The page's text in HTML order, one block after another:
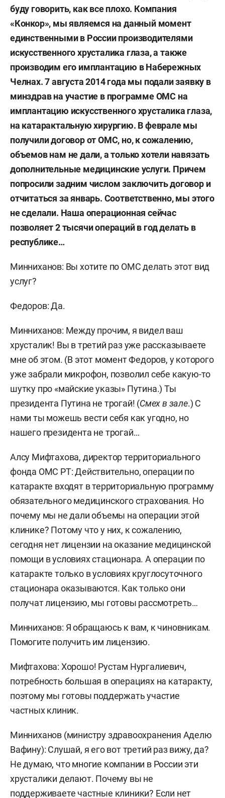
буду говорить, как все плохо. Компания
«Конкор», мы являемся на данный момент
единственными в России производителями
искусственного хрусталика глаза, а также
производим его имплантацию в Набережных
Челнах. 7 августа 2014 года мы подали заявку в
минздрав на участие в программе ОМС на
имплантацию искусственного хрусталика глаза,
на катарактальную хирургию. В феврале мы
получили договор от ОМС, но, к сожалению,
объемов нам не дали, а только хотели навязать
дополнительные медицинские услуги. Причем
попросили задним числом заключить договор и
отчитаться за январь. Соответственно, мы этого
не сделали. Наша операционная сейчас
позволяет 2 тысячи операций в год делать в
республике…
Минниханов: Вы хотите по ОМС делать этот вид
услуг?
Федоров: Да.
Минниханов: Между прочим, я видел ваш
хрусталик! Вы в третий раз уже рассказываете
мне об этом. (В этот момент Федоров, у которого
уже забрали микрофон, позволил себе какую-то
шутку про «майские указы» Путина.) Ты
президента Путина не трогай! (Смех в зале.) С
нами ты можешь вести себя как угодно, но
нашего президента не трогай…
Алсу Мифтахова, директор территориального
фонда ОМС РТ: Действительно, операции по
катаракте входят в территориальную программу
обязательного медицинского страхования. Но
почему мы не дали объемы на операции этой
клинике? Потому что у них, к сожалению,
сегодня нет лицензии на оказание медицинской
помощи в условиях стационара. А операции по
катаракте только в условиях круглосуточного
стационара оказываются. Как только они
получат лицензию, мы готовы рассмотреть…
Минниханов: Я обращаюсь к вам, к чиновникам.
Помогите получить им лицензию.
Мифтахова: Хорошо! Рустам Нургалиевич,
потребность большая в операциях на катаракту,
поэтому мы готовы поддержать участие
частных клиник.
Минниханов (министру здравоохранения Аделю
Вафину): Слушай, я его вот третий раз вижу, да?
Не думаю, что многие компании в России эти
хрусталики делают. Почему вы не
поддерживаете частные клиники? Если нет